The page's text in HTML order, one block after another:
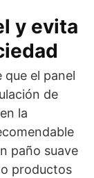
y evita
que el panel
de
la
paño suave
productos